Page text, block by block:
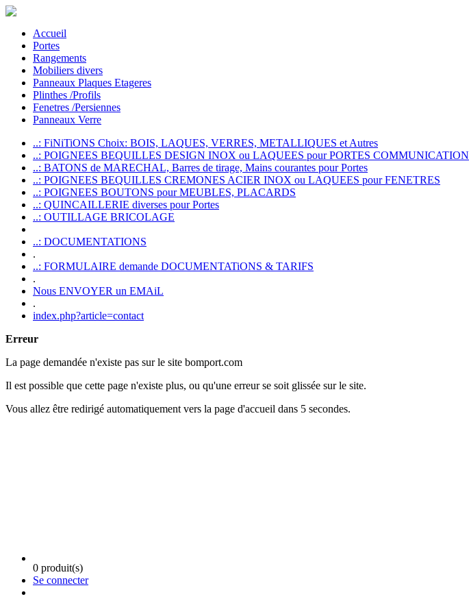
Accueil
Portes
Rangements
Mobiliers divers
Panneaux Plaques Etageres
Plinthes /Profils
Fenetres /Persiennes
Panneaux Verre
..: FiNiTiONS Choix: BOIS, LAQUES, VERRES, METALLIQUES et Autres
..: POIGNEES BEQUILLES DESIGN INOX ou LAQUEES pour PORTES COMMUNICATION
..: BATONS de MARECHAL, Barres de tirage, Mains courantes pour Portes
..: POIGNEES BEQUILLES CREMONES ACIER INOX ou LAQUEES pour FENETRES
..: POIGNEES BOUTONS pour MEUBLES, PLACARDS
..: QUINCAILLERIE diverses pour Portes
..: OUTILLAGE BRICOLAGE
..: DOCUMENTATIONS
.
..: FORMULAIRE demande DOCUMENTATiONS & TARIFS
.
Nous ENVOYER un EMAiL
.
index.php?article=contact
Erreur
La page demandée n'existe pas sur le site bomport.com
Il est possible que cette page n'existe plus, ou qu'une erreur se soit glissée sur le site.
Vous allez être redirigé automatiquement vers la page d'accueil dans 5 secondes.
0 produit(s)
Se connecter